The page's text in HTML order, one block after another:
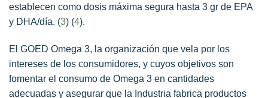
establecen como dosis máxima segura hasta 3 gr de EPA
y DHA/día. (3) (4).
El GOED Omega 3, la organización que vela por los
intereses de los consumidores, y cuyos objetivos son
fomentar el consumo de Omega 3 en cantidades
adecuadas y asegurar que la Industria fabrica productos